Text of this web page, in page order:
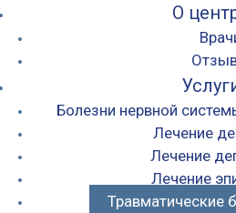
О
Болезни нервной
Лечение
Лечение
Лечение
Травматические